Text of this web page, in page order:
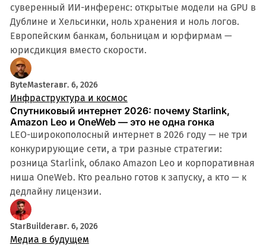
суверенный ИИ-инференс: открытые модели на GPU в
Дублине и Хельсинки, ноль хранения и ноль логов.
Европейским банкам, больницам и юрфирмам —
юрисдикция вместо скорости.
ByteMasterавг. 6, 2026
Инфраструктура и космос
Спутниковый интернет 2026: почему Starlink,
Amazon Leo и OneWeb — это не одна гонка
LEO-широкополосный интернет в 2026 году — не три
конкурирующие сети, а три разные стратегии:
розница Starlink, облако Amazon Leo и корпоративная
ниша OneWeb. Кто реально готов к запуску, а кто — к
дедлайну лицензии.
StarBuilderавг. 6, 2026
Медиа в будущем